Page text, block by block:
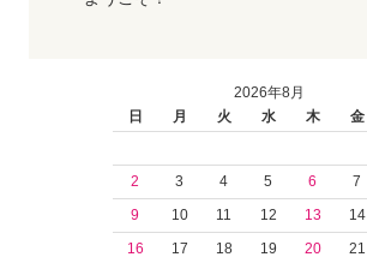
2026年8月
日
月 火 水 木 金
2
3 4 5 6 7
9
10 11 12 13 14
16
17 18 19 20 21